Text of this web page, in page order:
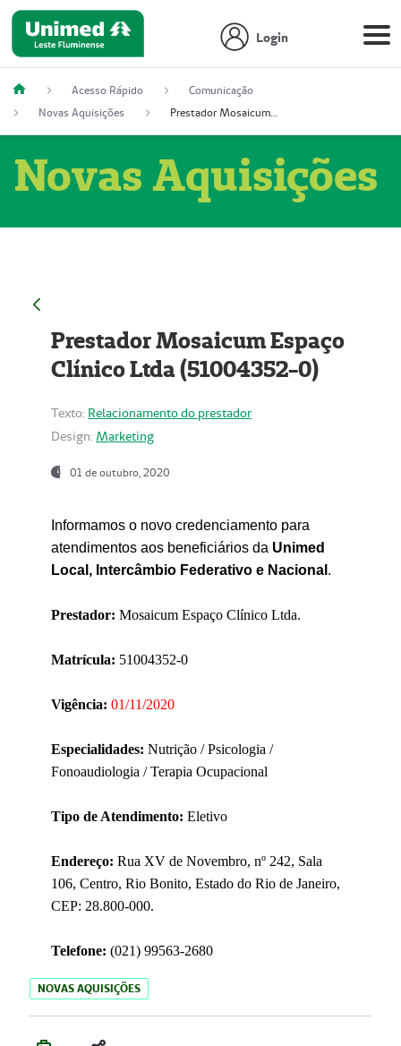
Login
Acesso Rápido
Comunicação
Novas Aquisições
Prestador Mosaicum Espaço Clínico Ltda (51004352-0)
Novas Aquisições
Prestador Mosaicum Espaço
Clínico Ltda (51004352-0)
Texto: Relacionamento do prestador
Design: Marketing
01 de outubro, 2020
Informamos o novo credenciamento para
atendimentos aos beneficiários da Unimed
Local, Intercâmbio Federativo e Nacional .
Prestador: Mosaicum Espaço Clínico Ltda.
Matrícula: 51004352-0
Vigência: 01/11/2020
Especialidades: Nutrição / Psicologia /
Fonoaudiologia / Terapia Ocupacional
Tipo de Atendimento: Eletivo
Endereço: Rua XV de Novembro, nº 242, Sala
106, Centro, Rio Bonito, Estado do Rio de Janeiro,
CEP: 28.800-000.
Telefone: (021) 99563-2680
NOVAS AQUISIÇÕES